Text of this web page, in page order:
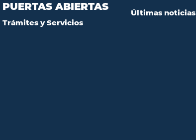
PUERTAS ABIERTAS
Trámites y Servicios
Últimas noticias